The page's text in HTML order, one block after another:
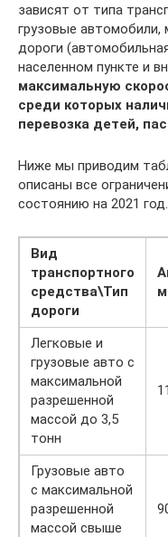
зависят от типа
грузовые
дороги
населенном пункте и
максимальную
среди которых
перевозка детей,
Ниже мы приводим
описаны все
состоянию на 2021 год.
Вид
транспортного
средства\Тип
дороги
Легковые и
грузовые авто с
максимальной
разрешенной
массой до 3,5
тонн
Грузовые авто
с максимальной
разрешенной
массой свыше